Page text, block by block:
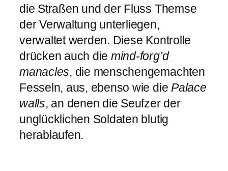
die Straßen und der Fluss Themse
der Verwaltung unterliegen,
verwaltet werden. Diese Kontrolle
drücken auch die mind-forg’d
manacles, die menschengemachten
Fesseln, aus, ebenso wie die Palace
walls, an denen die Seufzer der
unglücklichen Soldaten blutig
herablaufen.